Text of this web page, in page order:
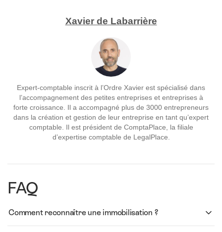
Xavier de Labarrière
Expert-comptable inscrit à l’Ordre Xavier est spécialisé dans
l’accompagnement des petites entreprises et entreprises à
forte croissance. Il a accompagné plus de 3000 entrepreneurs
dans la création et gestion de leur entreprise en tant qu’expert
comptable. Il est président de ComptaPlace, la filiale
d’expertise comptable de LegalPlace.
FAQ
Comment reconnaître une immobilisation ?